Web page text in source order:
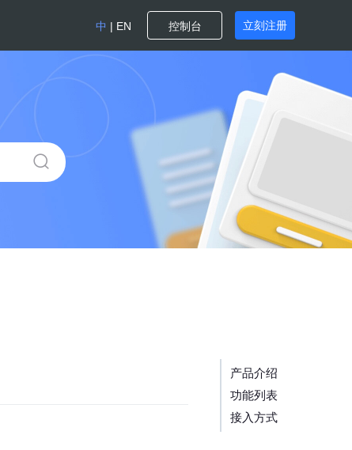
产品介绍
功能列表
接入方式